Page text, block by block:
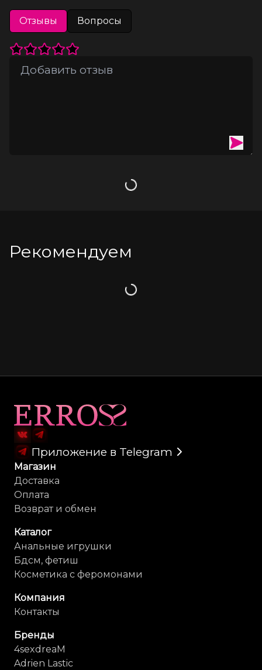
член.
С помощью одной кнопки меняйте режим вибрации.
Изготовлен из высококачественного бархатистого
силикона.
Отзывы Вопросы
Загрузка
Рекомендуем
Загрузка
Приложение в Telegram
Магазин
Доставка
Оплата
Возврат и обмен
Каталог
Анальные игрушки
Бдсм, фетиш
Косметика с феромонами
Компания
Контакты
Бренды
4sexdreaM
Adrien Lastic
Карта сайта